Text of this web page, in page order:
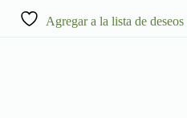
Agregar a la lista de deseos